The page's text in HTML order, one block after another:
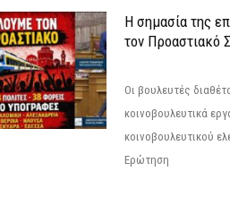
Η σημασία της
τον Προαστιακό
Οι βουλευτές
κοινοβουλευτικά
κοινοβουλευτικού
Ερώτηση